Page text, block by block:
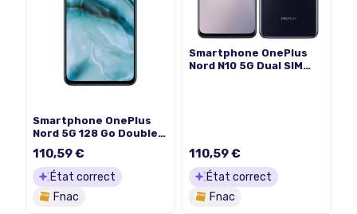
Smartphone OnePlus
Nord 5G 128 Go Double
110,59 €
État correct
Fnac
Smartphone OnePlus
Nord N10 5G Dual SIM
110,59 €
État correct
Fnac